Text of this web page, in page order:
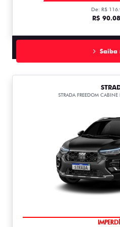
De: R$
R$
Saiba
STRADA FREEDOM